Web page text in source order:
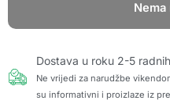
Nema
Dostava u roku 2-5
Ne vrijedi za narudžbe
su informativni i proizlaze iz